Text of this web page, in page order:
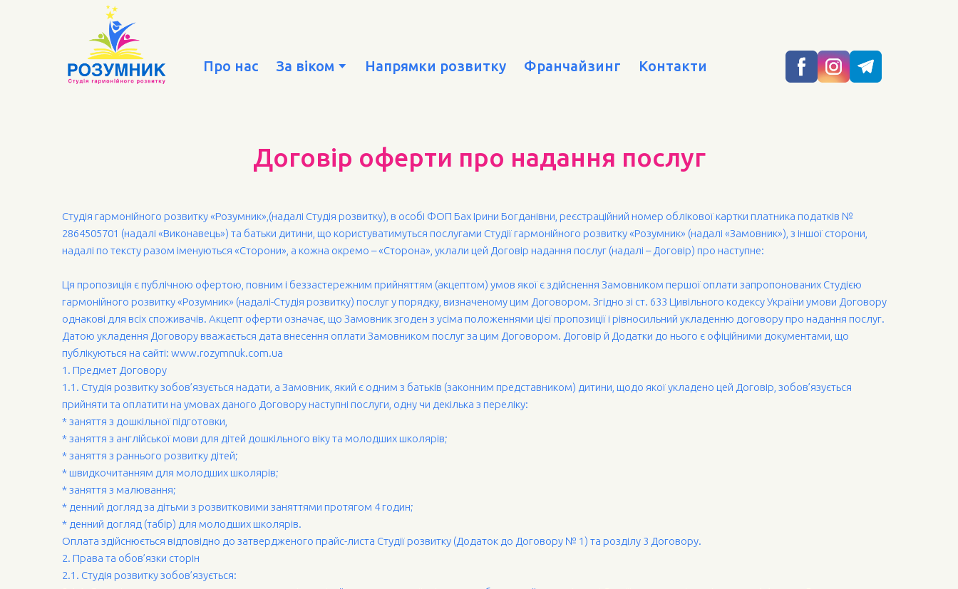
Про нас За віком Напрямки розвитку Франчайзинг Контакти
Договір оферти про надання послуг
Студія гармонійного розвитку «Розумник»,(надалі Студія розвитку), в особі ФОП Бах Ірини Богданівни, реєстраційний номер облікової картки платника податків №
2864505701 (надалі «Виконавець») та батьки дитини, що користуватимуться послугами Студії гармонійного розвитку «Розумник» (надалі «Замовник»), з іншої сторони,
надалі по тексту разом іменуються «Сторони», а кожна окремо – «Сторона», уклали цей Договір надання послуг (надалі – Договір) про наступне:
Ця пропозиція є публічною офертою, повним і беззастережним прийняттям (акцептом) умов якої є здійснення Замовником першої оплати запропонованих Студією
гармонійного розвитку «Розумник» (надалі-Студія розвитку) послуг у порядку, визначеному цим Договором. Згідно зі ст. 633 Цивільного кодексу України умови Договору
однакові для всіх споживачів. Акцепт оферти означає, що Замовник згоден з усіма положеннями цієї пропозиції і рівносильний укладенню договору про надання послуг.
Датою укладення Договору вважається дата внесення оплати Замовником послуг за цим Договором. Договір й Додатки до нього є офіційними документами, що
публікуються на сайті: www.rozymnuk.com.ua
1. Предмет Договору
1.1. Cтудія розвитку зобов’язується надати, а Замовник, який є одним з батьків (законним представником) дитини, щодо якої укладено цей Договір, зобов’язується
прийняти та оплатити на умовах даного Договору наступні послуги, одну чи декілька з переліку:
* заняття з дошкільної підготовки,
* заняття з англійської мови для дітей дошкільного віку та молодших школярів;
* заняття з раннього розвитку дітей;
* швидкочитанням для молодших школярів;
* заняття з малювання;
* денний догляд за дітьми з розвитковими заняттями протягом 4 годин;
* денний догляд (табір) для молодших школярів.
Оплата здійснюється відповідно до затвердженого прайс-листа Студії розвитку (Додаток до Договору № 1) та розділу 3 Договору.
2. Права та обов’язки сторін
2.1. Студія розвитку зобов’язується: